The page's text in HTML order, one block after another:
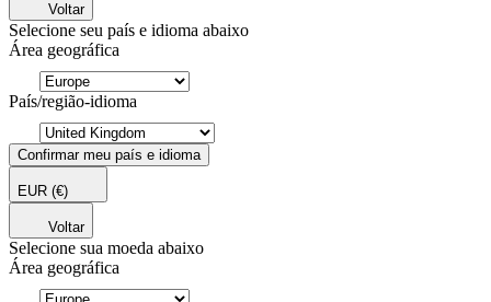
Voltar
Selecione seu país e idioma abaixo
Área geográfica
País/região-idioma
Confirmar meu país e idioma
EUR (€)
Voltar
Selecione sua moeda abaixo
Área geográfica